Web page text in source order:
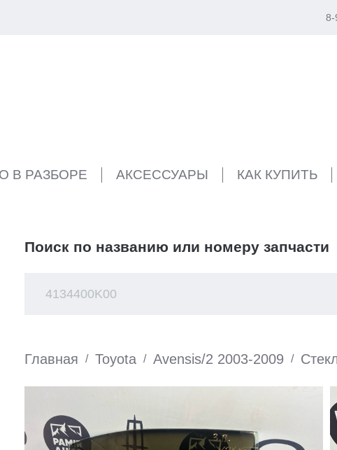
8-
В РАЗБОРЕ АКСЕССУАРЫ КАК КУПИТЬ
Поиск по названию или номеру запчасти
Главная / Toyota / Avensis/2 2003-2009 /